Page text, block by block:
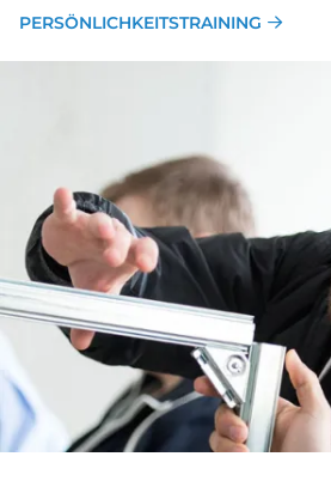
PERSÖNLICHKEITSTRAINING